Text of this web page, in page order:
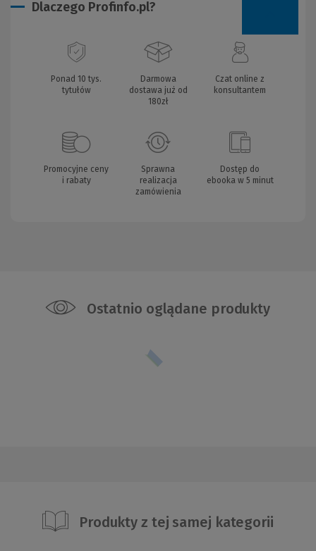
Dlaczego Profinfo.pl?
Ponad 10 tys.
tytułów
Darmowa
dostawa już od
180zł
Czat online z
konsultantem
Promocyjne ceny
i rabaty
Sprawna
realizacja
zamówienia
Dostęp do
ebooka w 5 minut
Ostatnio oglądane produkty
Produkty z tej samej kategorii